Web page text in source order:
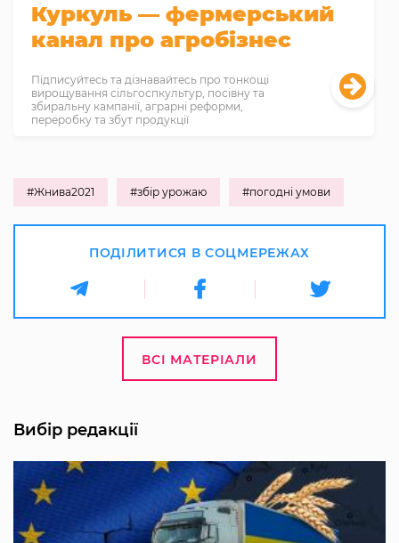
Куркуль — фермерський
канал про агробізнес
Підписуйтесь та дізнавайтесь про тонкощі
вирощування сільгоспкультур, посівну та
збиральну кампанії, аграрні реформи,
переробку та збут продукції
#Жнива2021 #збір урожаю #погодні умови
ПОДІЛИТИСЯ В СОЦМЕРЕЖАХ
ВСІ МАТЕРІАЛИ
Вибір редакції